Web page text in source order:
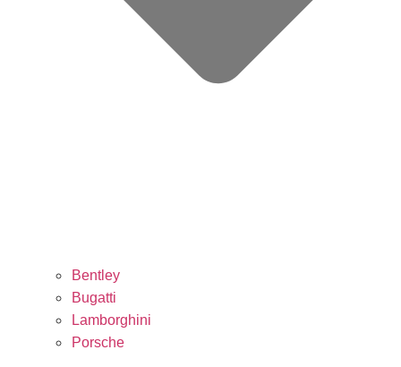
Bentley
Bugatti
Lamborghini
Porsche